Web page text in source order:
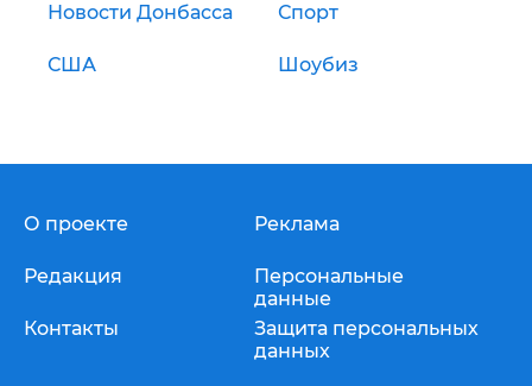
Новости Донбасса Спорт
США Шоубиз
О проекте
Редакция
Контакты
Реклама
Персональные
данные
Защита персональных
данных